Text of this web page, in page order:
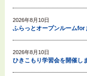
2026年8月10日
ふらっとオープンルームfor
2026年8月10日
ひきこもり学習会を開催し